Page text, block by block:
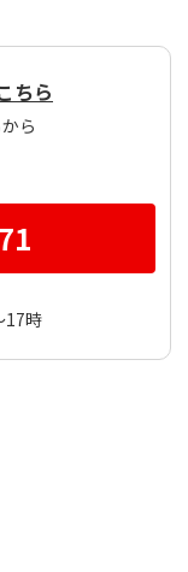
ちら
ら
17時